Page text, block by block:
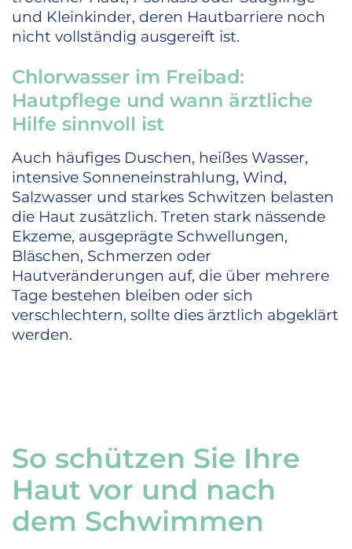
und Kleinkinder, deren Hautbarriere noch
nicht vollständig ausgereift ist.
Chlorwasser im Freibad:
Hautpflege und wann ärztliche
Hilfe sinnvoll ist
Auch häufiges Duschen, heißes Wasser,
intensive Sonneneinstrahlung, Wind,
Salzwasser und starkes Schwitzen belasten
die Haut zusätzlich. Treten stark nässende
Ekzeme, ausgeprägte Schwellungen,
Bläschen, Schmerzen oder
Hautveränderungen auf, die über mehrere
Tage bestehen bleiben oder sich
verschlechtern, sollte dies ärztlich abgeklärt
werden.
So schützen Sie Ihre
Haut vor und nach
dem Schwimmen